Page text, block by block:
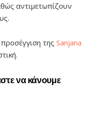
αντιμετωπίζουν
της Sanjana
να κάνουμε